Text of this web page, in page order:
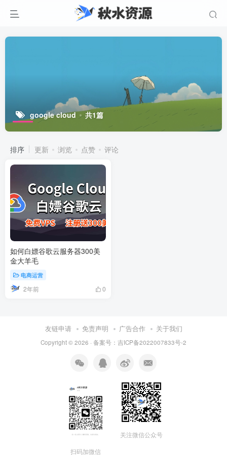
google cloud 共1篇
排序 更新 浏览 点赞 评论
如何白嫖谷歌云服务器300美
金大羊毛
电商运营
2年前 0
友链申请 免责声明 广告合作 关于我们
Copyright © 2026 · 备案号：吉ICP备2022007833号-2
扫码加微信
关注微信公众号